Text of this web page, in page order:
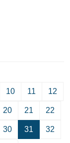
10 11 12
20 21 22
30 31 32